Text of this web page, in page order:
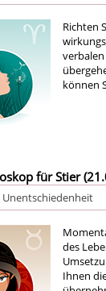
Richten
können
für Stier
Unentschiedenheit
des
Ihnen